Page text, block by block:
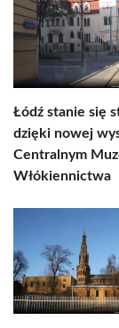
Łódź stanie się
dzięki nowej
Centralnym
Włókiennictwa